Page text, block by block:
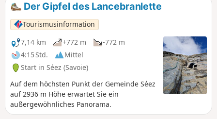
Der Gipfel des Lancebranlette
Tourismusinformation
7,14 km
+772 m
-772 m
4:15 Std.
Mittel
Start in Séez (Savoie)
Auf dem höchsten Punkt der Gemeinde Séez
auf 2936 m Höhe erwartet Sie ein
außergewöhnliches Panorama.